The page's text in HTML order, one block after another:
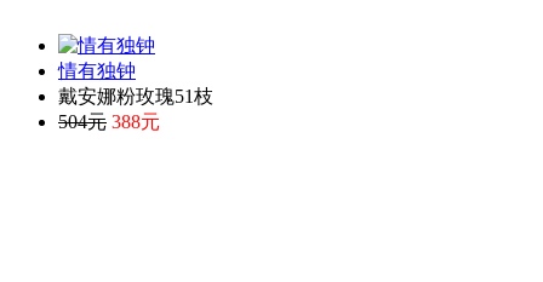
情有独钟
戴安娜粉玫瑰51枝
504元 388元